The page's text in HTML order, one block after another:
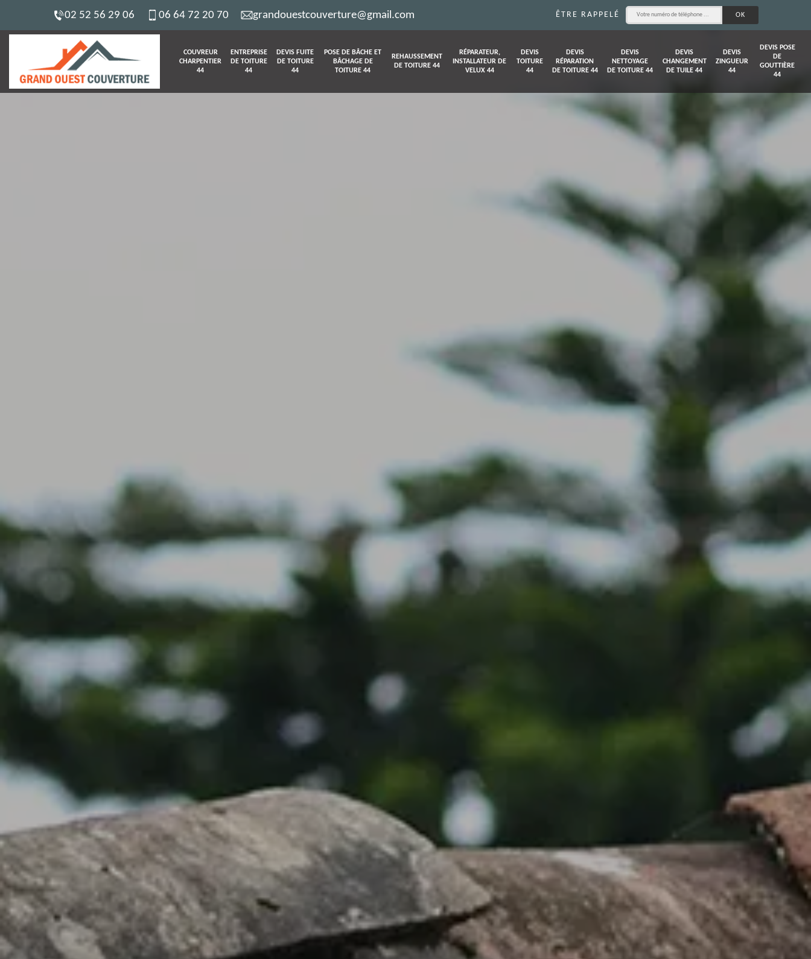
02 52 56 29 06 06 64 72 20 70 grandouestcouverture@gmail.com ÊTRE RAPPELÉ
COUVREUR
CHARPENTIER
44
ENTREPRISE
DE TOITURE
44
DEVIS FUITE
DE TOITURE
44
POSE DE BÂCHE ET
BÂCHAGE DE
TOITURE 44
REHAUSSEMENT
DE TOITURE 44
RÉPARATEUR,
INSTALLATEUR DE
VELUX 44
DEVIS
TOITURE
44
DEVIS
RÉPARATION
DE TOITURE 44
DEVIS
NETTOYAGE
DE TOITURE 44
DEVIS
CHANGEMENT
DE TUILE 44
DEVIS
ZINGUEUR
44
DEVIS POSE
DE
GOUTTIÈRE
44